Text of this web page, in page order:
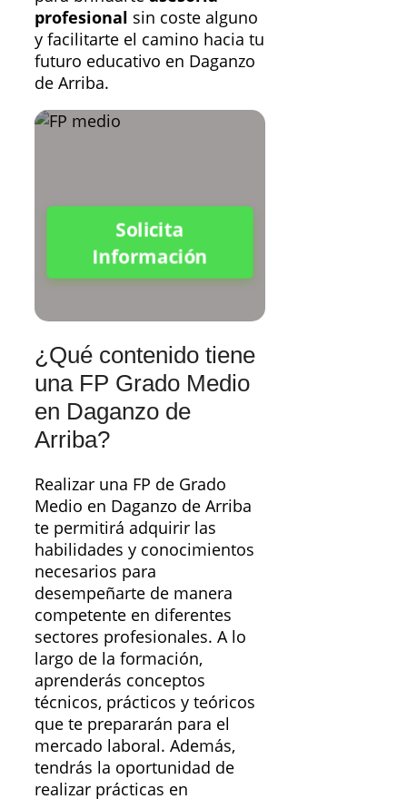
profesional sin coste alguno
y facilitarte el camino hacia tu
futuro educativo en Daganzo
de Arriba.
Solicita
Información
¿Qué contenido tiene
una FP Grado Medio
en Daganzo de
Arriba?
Realizar una FP de Grado
Medio en Daganzo de Arriba
te permitirá adquirir las
habilidades y conocimientos
necesarios para
desempeñarte de manera
competente en diferentes
sectores profesionales. A lo
largo de la formación,
aprenderás conceptos
técnicos, prácticos y teóricos
que te prepararán para el
mercado laboral. Además,
tendrás la oportunidad de
realizar prácticas en